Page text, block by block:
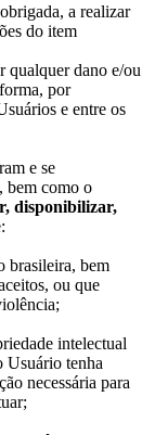
a realizar
do item
dano e/ou
por
e entre os
e se
bem como o
disponibilizar,
brasileira, bem
ou que
intelectual
Usuário tenha
necessária para